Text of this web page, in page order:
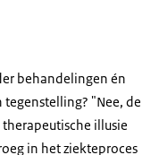
behandelingen én
tegenstelling? "Nee, de
illusie
in het ziekteproces